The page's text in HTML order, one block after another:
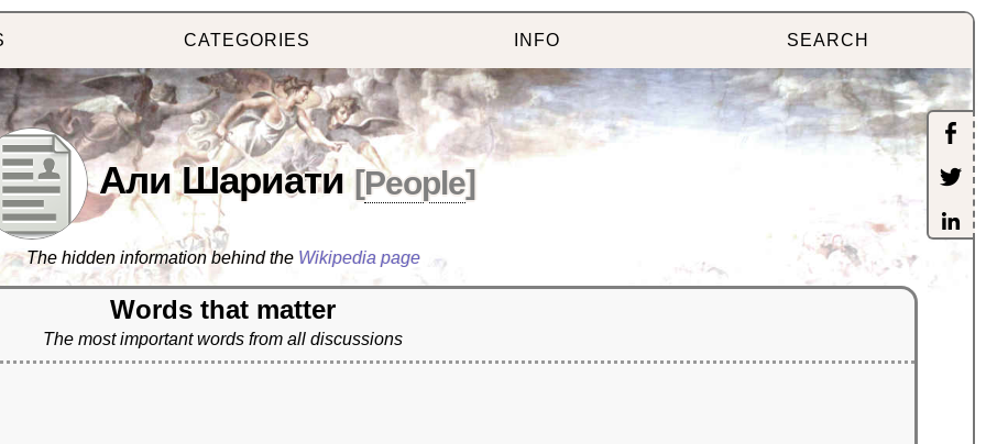
CATEGORIES INFO SEARCH
Али Шариати [People]
The hidden information behind the Wikipedia page
Words that matter
The most important words from all discussions